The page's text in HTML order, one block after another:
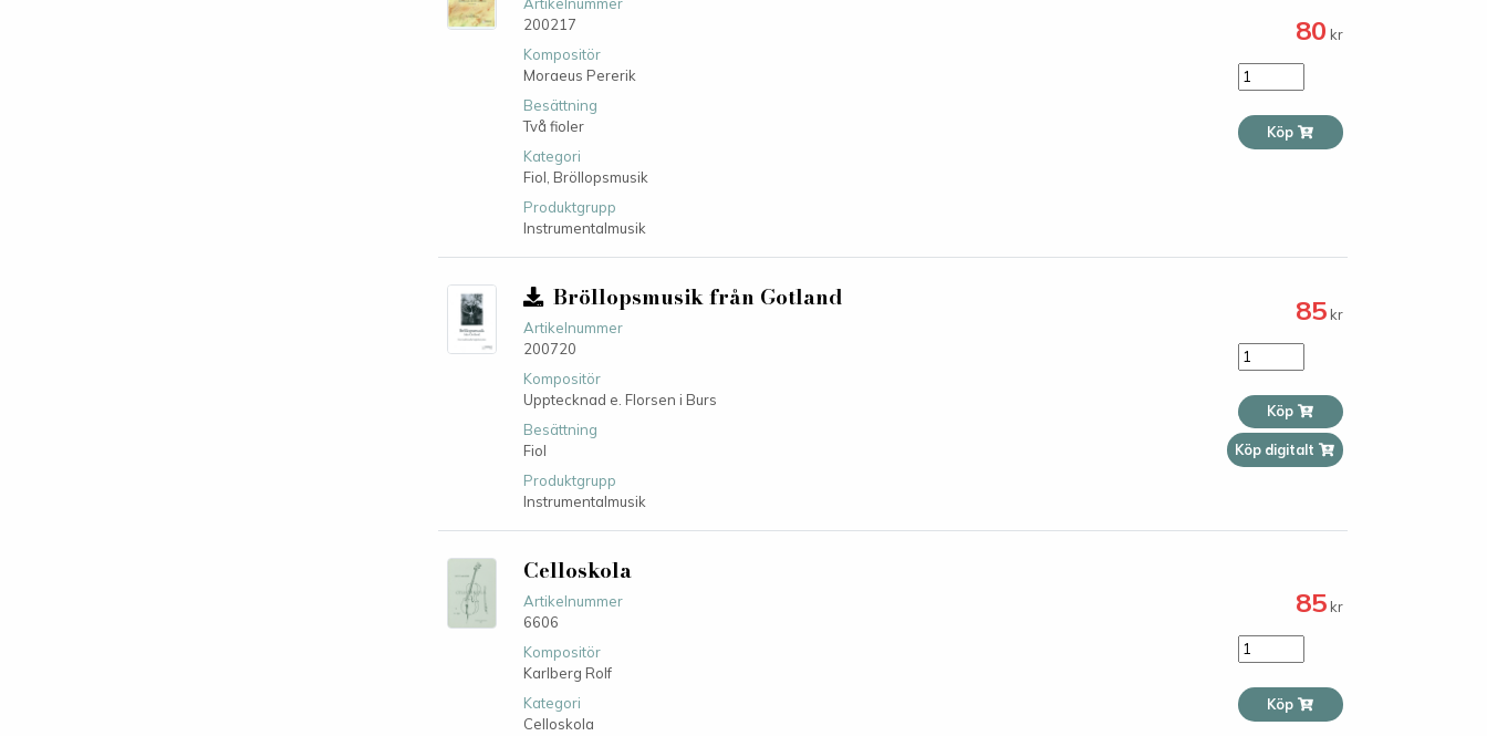
Artikelnummer
200217
Kompositör
Moraeus Pererik
Besättning
Två fioler
Kategori
Fiol, Bröllopsmusik
Produktgrupp
Instrumentalmusik
80 kr
Köp
Bröllopsmusik från Gotland
Artikelnummer
200720
Kompositör
Upptecknad e. Florsen i Burs
Besättning
Fiol
Produktgrupp
Instrumentalmusik
85kr
Köp
Köp digitalt
Celloskola
Artikelnummer
6606
Kompositör
Karlberg Rolf
Kategori
Celloskola
85kr
Köp